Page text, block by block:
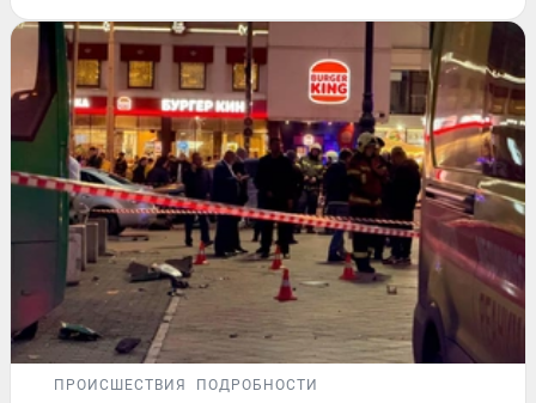
ПРОИСШЕСТВИЯ ПОДРОБНОСТИ